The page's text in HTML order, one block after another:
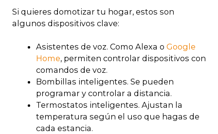
Si quieres domotizar tu hogar, estos son
algunos dispositivos clave:
Asistentes de voz. Como Alexa o Google
Home, permiten controlar dispositivos con
comandos de voz.
Bombillas inteligentes. Se pueden
programar y controlar a distancia.
Termostatos inteligentes. Ajustan la
temperatura según el uso que hagas de
cada estancia.